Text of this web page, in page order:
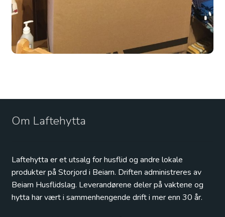
Om Laftehytta
Laftehytta er et utsalg for husflid og andre lokale
produkter på Storjord i Beiarn. Driften administreres av
Beiarn Husflidslag. Leverandørene deler på vaktene og
hytta har vært i sammenhengende drift i mer enn 30 år.